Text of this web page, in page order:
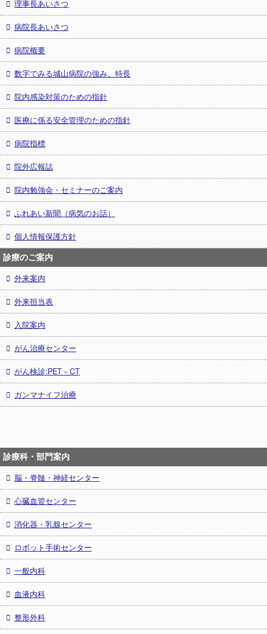
理事長あいさつ
病院長あいさつ
病院概要
数字でみる城山病院の強み、特長
院内感染対策のための指針
医療に係る安全管理のための指針
病院指標
院外広報誌
院内勉強会・セミナーのご案内
ふれあい新聞（病気のお話）
個人情報保護方針
診療のご案内
外来案内
外来担当表
入院案内
がん治療センター
がん検診:PET－CT
ガンマナイフ治療
診療科・部門案内
脳・脊髄・神経センター
心臓血管センター
消化器・乳腺センター
ロボット手術センター
一般内科
血液内科
整形外科